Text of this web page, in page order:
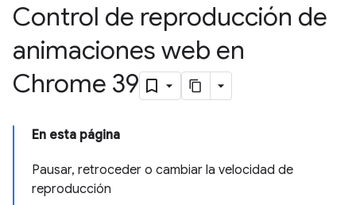
Control de reproducción de
animaciones web en
Chrome 39
En esta página
Pausar, retroceder o cambiar la velocidad de
reproducción